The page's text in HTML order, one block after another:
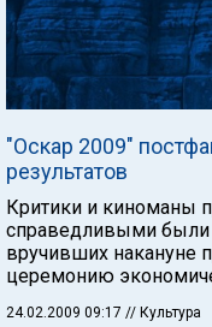
"Оскар 2009"
результатов
Критики и киноманы
справедливыми
вручивших накануне
церемонию
24.02.2009 09:17 // Культура